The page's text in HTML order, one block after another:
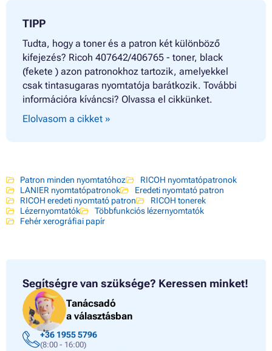
TIPP
Tudta, hogy a toner és a patron két különböző
kifejezés? Ricoh 407642/406765 - toner, black
(fekete ) azon patronokhoz tartozik, amelyekkel
csak tintasugaras nyomtatója barátkozik. További
információra kíváncsi? Olvassa el cikkünket.
Elolvasom a cikket »
Patron minden nyomtatóhoz
RICOH nyomtatópatronok
LANIER nyomtatópatronok
Eredeti nyomtató patron
RICOH eredeti nyomtató patron
RICOH tonerek
Lézernyomtatók
Többfunkciós lézernyomtatók
Fehér xerográfiai papír
Segítségre van szüksége? Keressen minket!
Tanácsadó
a választásban
+36 1955 5796
(8:00 - 16:00)